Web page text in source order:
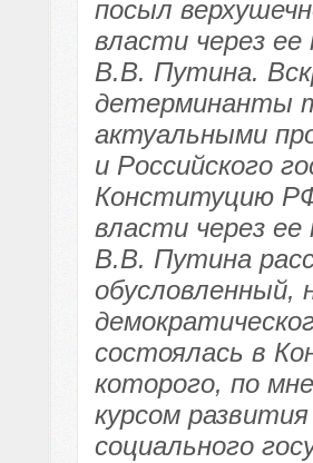
посыл
власти через
В.В. Путина.
детерминанты
актуальными
и Российского
Конституцию
власти через
В.В. Путина
обусловленный,
состоялась в
которого, по
курсом
социального